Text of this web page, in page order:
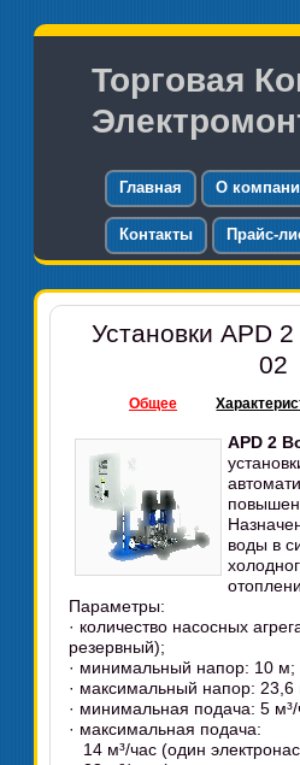
Торговая
Главная О
Контакты Прайс-
Установки APD
02
Общее
APD 2
воды в
Параметры:
· количество насосных
резервный);
· минимальный напор: 10 м;
· максимальный напор: 23,6
· минимальная подача: 5 м³/
· максимальная подача:
14 м³/час (один